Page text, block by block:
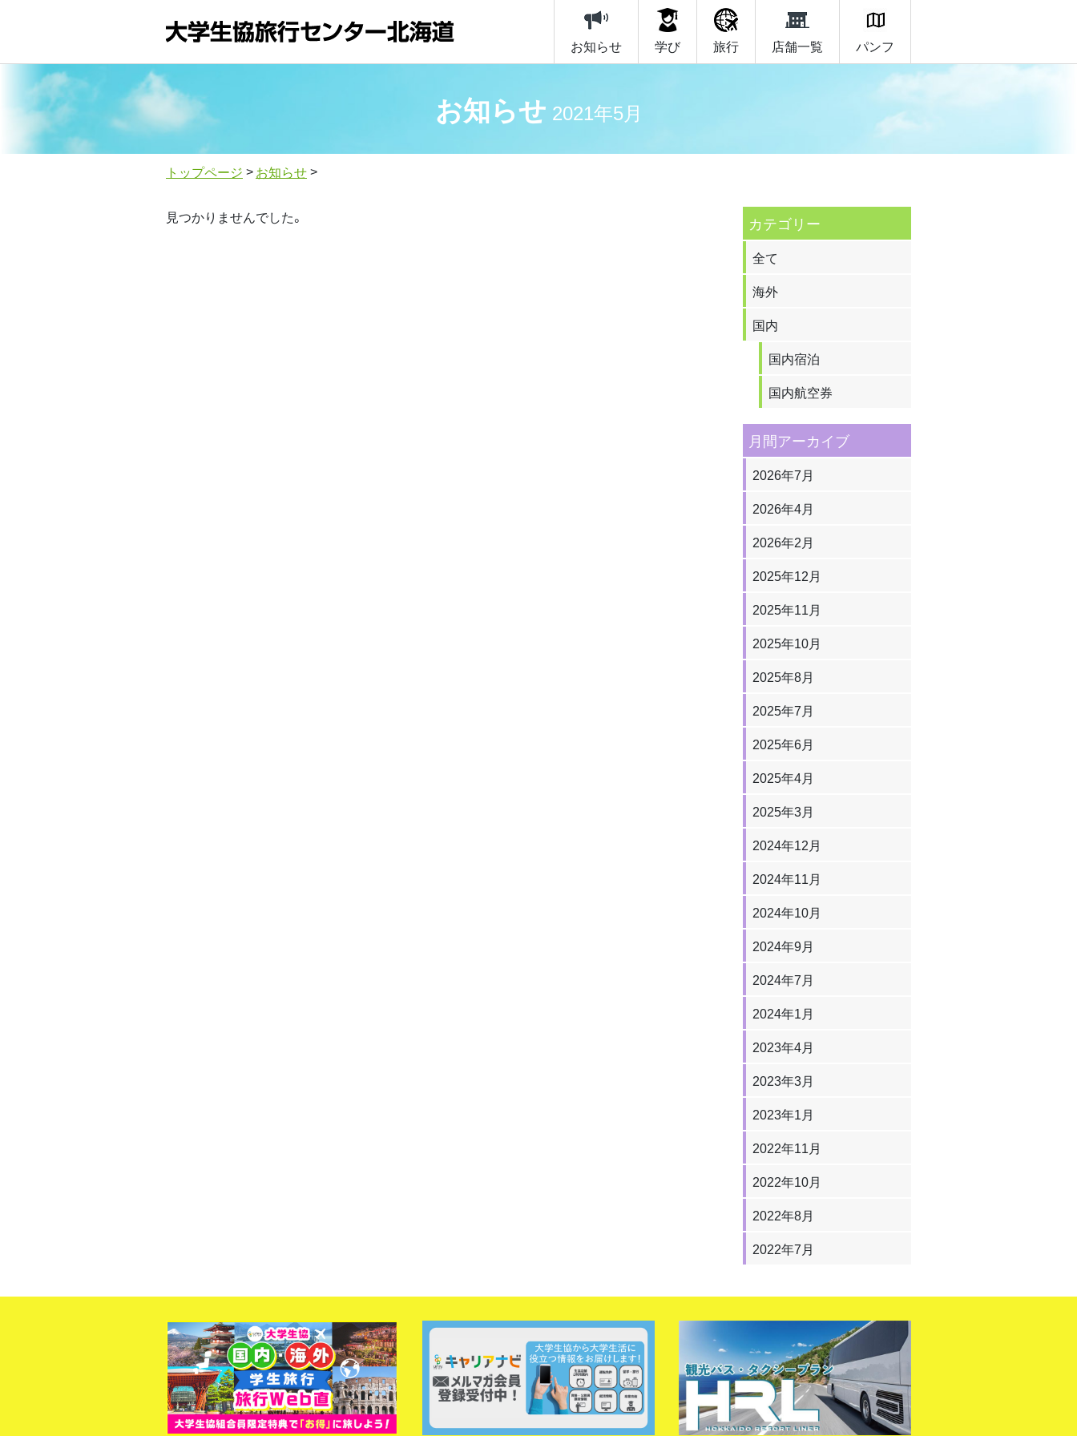
お知らせ 学び 旅行 店舗一覧 パンフ
お知らせ 2021年5月
トップページ お知らせ
見つかりませんでした。 カテゴリー
全て
海外
国内
国内宿泊
国内航空券
月間アーカイブ
2026年7月
2026年4月
2026年2月
2025年12月
2025年11月
2025年10月
2025年8月
2025年7月
2025年6月
2025年4月
2025年3月
2024年12月
2024年11月
2024年10月
2024年9月
2024年7月
2024年1月
2023年4月
2023年3月
2023年1月
2022年11月
2022年10月
2022年8月
2022年7月